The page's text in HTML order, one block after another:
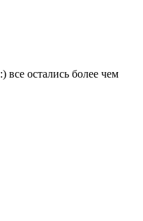
остались более чем